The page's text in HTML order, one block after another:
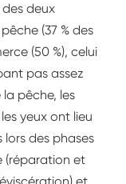
deux
(37 % des
(50 %), celui
pas assez
pêche, les
yeux ont lieu
lors des phases
(réparation et